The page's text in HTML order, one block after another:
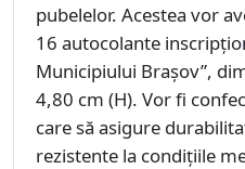
pubelelor. Acestea vor
16 autocolante
Municipiului Braşov”,
4,80 cm (H). Vor fi
care să asigure
rezistente la condiţiile